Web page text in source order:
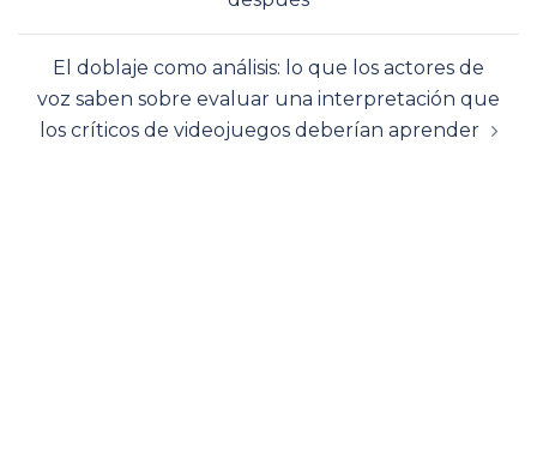
El doblaje como análisis: lo que los actores de
voz saben sobre evaluar una interpretación que
los críticos de videojuegos deberían aprender